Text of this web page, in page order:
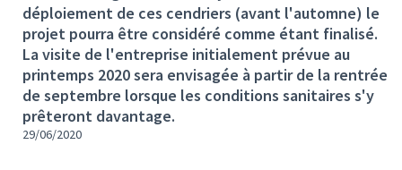
déploiement de ces cendriers (avant l'automne) le
projet pourra être considéré comme étant finalisé.
La visite de l'entreprise initialement prévue au
printemps 2020 sera envisagée à partir de la rentrée
de septembre lorsque les conditions sanitaires s'y
prêteront davantage.
29/06/2020